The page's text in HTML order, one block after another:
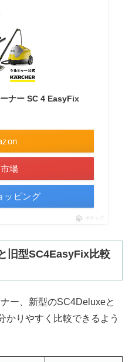
ナー SC 4 EasyFix
場
ッピング
ポチップ
旧型SC4EasyFix比較
ー、新型のSC4Deluxeと
かりやすく比較できるよう